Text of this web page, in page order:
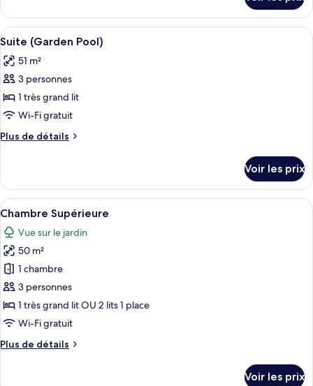
Premier
»
le
type
de
chambre
Chambre
»
Afficher
toutes
les
photos
pour
ce
type
de
Suite
(Garden
Pool)
Une chambre à coucher
11
Suite (Garden Pool)
51 m²
3 personnes
1 très grand lit
Wi-Fi gratuit
Plus de détails
Plus
le
type
de
Suite
(Garden
Pool)
Voir les prix
Afficher
toutes
les
photos
pour
ce
type
de
chambre :
Chambre
Une chambre d’hôtel moderne
5
Chambre Supérieure
Vue sur le jardin
50 m²
1 chambre
3 personnes
1 très grand lit OU 2 lits 1 place
Wi-Fi gratuit
Plus de détails
Plus
Voir les prix